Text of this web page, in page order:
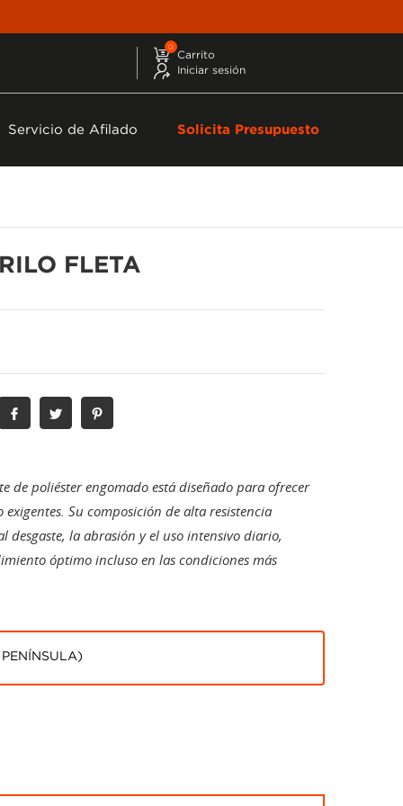
0
Carrito
Iniciar sesión
Servicio de Afilado Solicita Presupuesto
FLETA
poliéster engomado está diseñado para ofrecer
Su composición de alta resistencia
la abrasión y el uso intensivo diario,
óptimo incluso en las condiciones más
PENÍNSULA)